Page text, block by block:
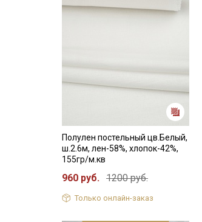
Полулен постельный цв.Белый,
ш.2.6м, лен-58%, хлопок-42%,
155гр/м.кв
960 руб. 1200 руб.
Только онлайн-заказ